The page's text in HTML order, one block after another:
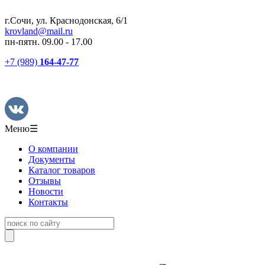
г.Сочи, ул. Краснодонская, 6/1
krovland@mail.ru
пн-пятн. 09.00 - 17.00
+7 (989) 164-47-77
Меню☰
О компании
Документы
Каталог товаров
Отзывы
Новости
Контакты